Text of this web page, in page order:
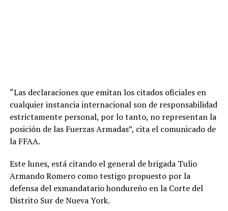
“Las declaraciones que emitan los citados oficiales en
cualquier instancia internacional son de responsabilidad
estrictamente personal, por lo tanto, no representan la
posición de las Fuerzas Armadas”, cita el comunicado de
la FFAA.
Este lunes, está citando el general de brigada Tulio
Armando Romero como testigo propuesto por la
defensa del exmandatario hondureño en la Corte del
Distrito Sur de Nueva York.